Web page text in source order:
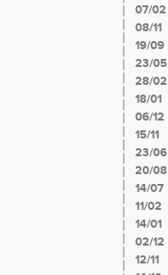
07/02
08/11
19/09
23/05
28/02
18/01
06/12
15/11
23/06
20/08
14/07
11/02
14/01
02/12
12/11